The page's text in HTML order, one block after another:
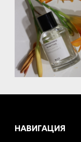
НАВИГАЦИЯ